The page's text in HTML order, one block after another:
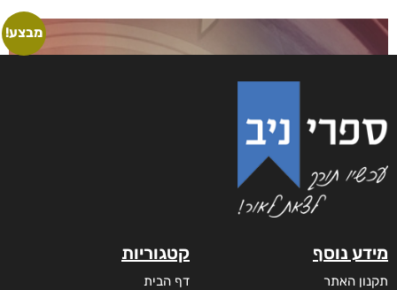
מבצע!
מידע נוסף
תקנון האתר
קטגוריות
דף הבית